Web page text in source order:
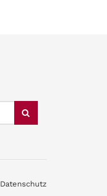
Datenschutz